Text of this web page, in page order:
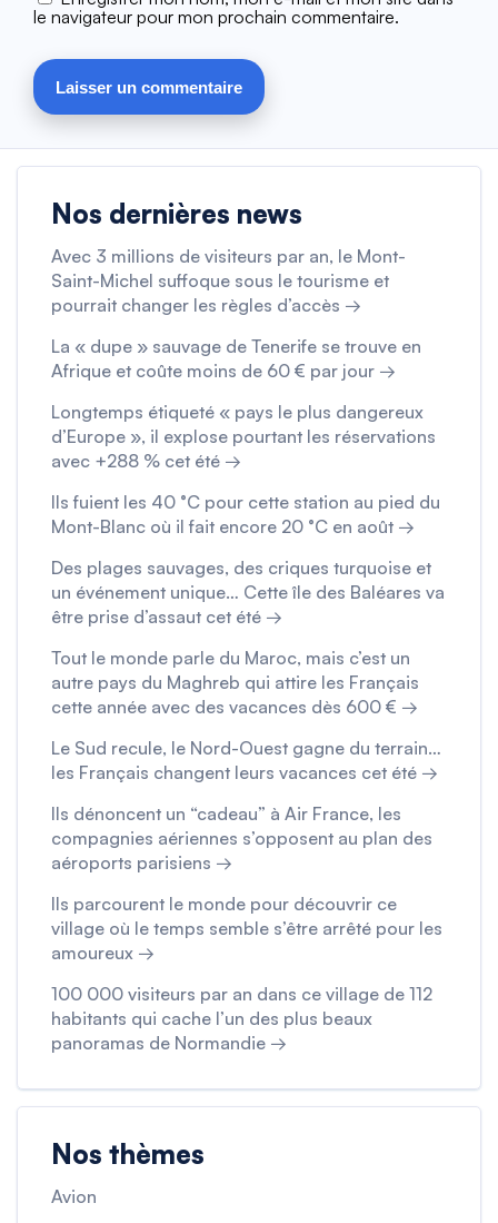
le navigateur pour mon prochain commentaire.
Nos dernières news
Avec 3 millions de visiteurs par an, le Mont-
Saint-Michel suffoque sous le tourisme et
pourrait changer les règles d’accès →
La « dupe » sauvage de Tenerife se trouve en
Afrique et coûte moins de 60 € par jour →
Longtemps étiqueté « pays le plus dangereux
d’Europe », il explose pourtant les réservations
avec +288 % cet été →
Ils fuient les 40 °C pour cette station au pied du
Mont-Blanc où il fait encore 20 °C en août →
Des plages sauvages, des criques turquoise et
un événement unique… Cette île des Baléares va
être prise d’assaut cet été →
Tout le monde parle du Maroc, mais c’est un
autre pays du Maghreb qui attire les Français
cette année avec des vacances dès 600 € →
Le Sud recule, le Nord-Ouest gagne du terrain…
les Français changent leurs vacances cet été →
Ils dénoncent un “cadeau” à Air France, les
compagnies aériennes s’opposent au plan des
aéroports parisiens →
Ils parcourent le monde pour découvrir ce
village où le temps semble s’être arrêté pour les
amoureux →
100 000 visiteurs par an dans ce village de 112
habitants qui cache l’un des plus beaux
panoramas de Normandie →
Nos thèmes
Avion